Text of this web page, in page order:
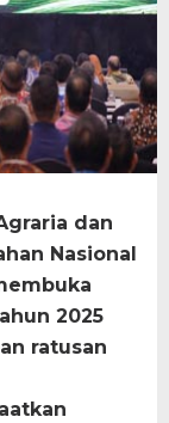
dan
Nasional
2025
ratusan